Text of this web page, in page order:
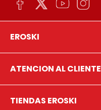
EROSKI
ATENCION AL CLIENTE
TIENDAS EROSKI